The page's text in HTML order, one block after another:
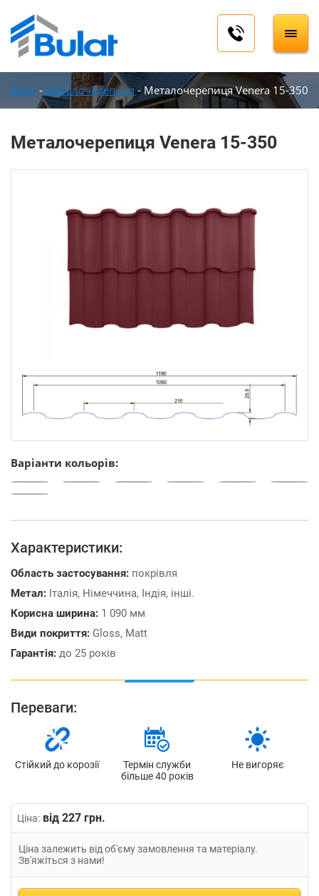
Bulat - Металочерепиця-Металочерепиця Venera 15-350
Металочерепиця Venera 15-350
Варіанти кольорів:
Характеристики:
Область застосування: покрівля
Метал: Італія, Німеччина, Індія, інші.
Корисна ширина: 1 090 мм
Види покриття: Gloss, Matt
Гарантія: до 25 років
Переваги:
Стійкий до корозії
Термін служби
більше 40 років
Не вигоряє
Ціна: від 227 грн.
Ціна залежить від об'єму замовлення та матеріалу.
Зв'яжіться з нами!